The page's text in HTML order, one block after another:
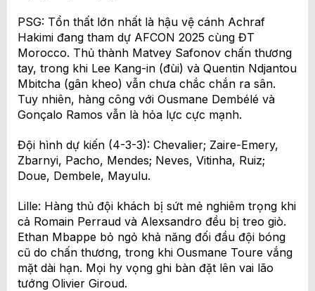
PSG: Tổn thất lớn nhất là hậu vệ cánh Achraf
Hakimi đang tham dự AFCON 2025 cùng ĐT
Morocco. Thủ thành Matvey Safonov chấn thương
tay, trong khi Lee Kang-in (đùi) và Quentin Ndjantou
Mbitcha (gân kheo) vẫn chưa chắc chắn ra sân.
Tuy nhiên, hàng công với Ousmane Dembélé và
Gonçalo Ramos vẫn là hỏa lực cực mạnh.
Đội hình dự kiến (4-3-3): Chevalier; Zaire-Emery,
Zbarnyi, Pacho, Mendes; Neves, Vitinha, Ruiz;
Doue, Dembele, Mayulu.
Lille: Hàng thủ đội khách bị sứt mẻ nghiêm trọng khi
cả Romain Perraud và Alexsandro đều bị treo giò.
Ethan Mbappe bỏ ngỏ khả năng đối đầu đội bóng
cũ do chấn thương, trong khi Ousmane Toure vắng
mặt dài hạn. Mọi hy vọng ghi bàn đặt lên vai lão
tướng Olivier Giroud.